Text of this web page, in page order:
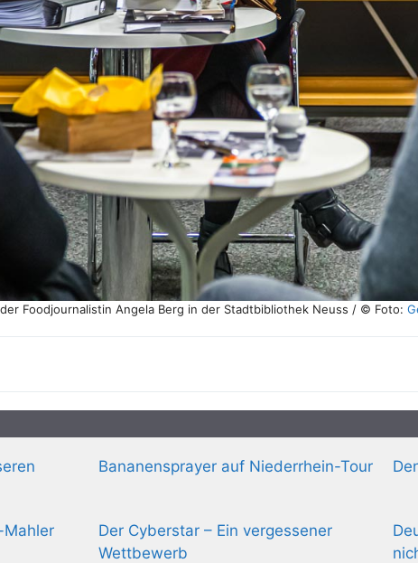
Foodjournalistin Angela Berg in der Stadtbibliothek Neuss / © Foto:
Bananensprayer auf Niederrhein-Tour
Der Cyberstar – Ein vergessener
Wettbewerb